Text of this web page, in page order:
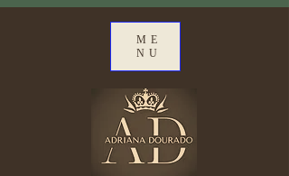
ME
NU